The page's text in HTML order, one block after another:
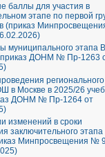
баллы для участия в
этапе по первой
(приказ
муниципального этапа
ДОНМ № Пр-1263
регионального
в Москве в 2025/26
ДОНМ № Пр-1264 от
изменений в сроки
заключительного этапа
Минпросвещения №